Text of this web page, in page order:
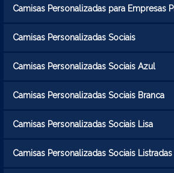
Camisas Personalizadas para Empresas
Camisas Personalizadas Sociais
Camisas Personalizadas Sociais Azul
Camisas Personalizadas Sociais Branca
Camisas Personalizadas Sociais Lisa
Camisas Personalizadas Sociais Listradas